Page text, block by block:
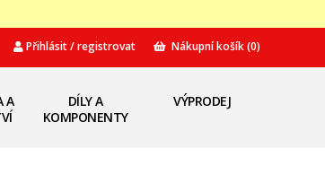
Přihlásit / registrovat Nákupní košík(0)
A
DÍLY A
KOMPONENTY
VÝPRODEJ